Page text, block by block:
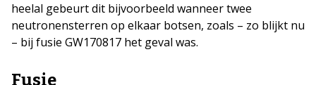
heelal gebeurt dit bijvoorbeeld wanneer twee
neutronensterren op elkaar botsen, zoals – zo blijkt nu
– bij fusie GW170817 het geval was.
Fusie